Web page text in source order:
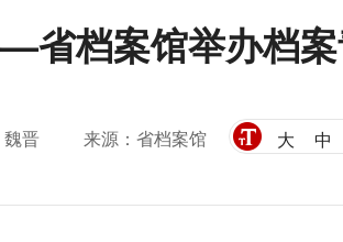
省档案馆举办档
晋 来源：省档案馆 大 中